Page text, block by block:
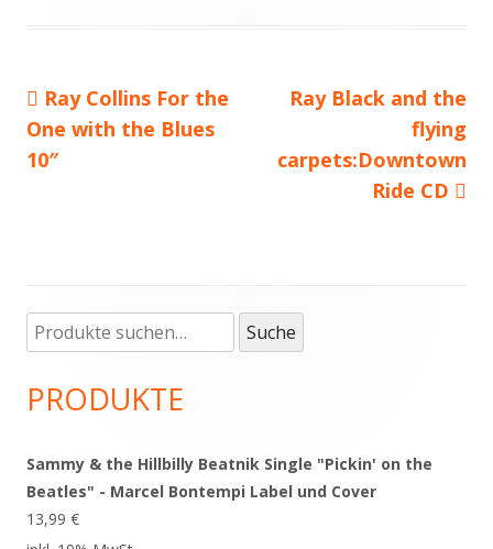
Beitragsnavigation
Vorheriger
Beitrag:
Ray Collins For the
One with the Blues
10″
Nächster
Ray Black and the
flying
carpets:Downtown
Ride CD
Haupt-
Seitenleiste
Suche
nach:
Suche
PRODUKTE
Sammy & the Hillbilly Beatnik Single "Pickin' on the
Beatles" - Marcel Bontempi Label und Cover
13,99 €